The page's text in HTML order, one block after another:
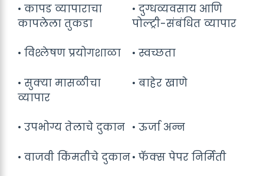
• कापड व्यापाराचा
कापलेला तुकडा
• दुग्धव्यवसाय आणि
पोल्ट्री-संबंधित व्यापार
• विश्लेषण प्रयोगशाळा • स्वच्छता
• सुक्या मासळीचा
व्यापार
• बाहेर खाणे
• उपभोग्य तेलाचे दुकान • ऊर्जा अन्न
• वाजवी किंमतीचे दुकान• फॅक्स पेपर निर्मिती